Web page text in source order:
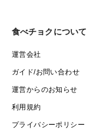
食べチョクについて
運営会社
ガイド/お問い合わせ
運営からのお知らせ
利用規約
プライバシーポリシー